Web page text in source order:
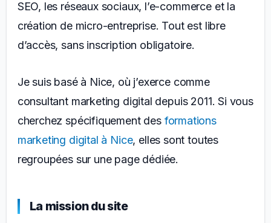
SEO, les réseaux sociaux, l’e-commerce et la
création de micro-entreprise. Tout est libre
d’accès, sans inscription obligatoire.
Je suis basé à Nice, où j’exerce comme
consultant marketing digital depuis 2011. Si vous
cherchez spécifiquement des formations
marketing digital à Nice, elles sont toutes
regroupées sur une page dédiée.
La mission du site